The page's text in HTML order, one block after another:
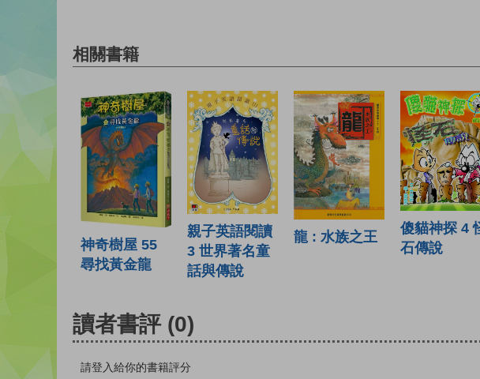
相關書籍
神奇樹屋 55
尋找黃金龍
親子英語閱讀
3 世界著名童
話與傳說
龍 : 水族之王
傻貓神探 4
石傳說
讀者書評 (0)
請登入給你的書籍評分